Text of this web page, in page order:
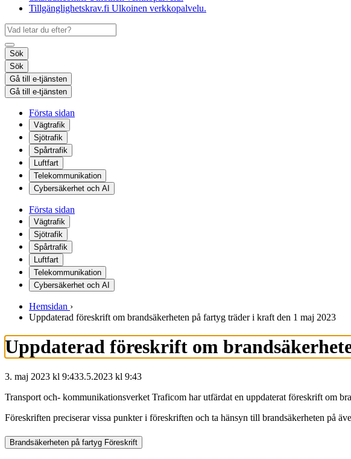
Tillgänglighetskrav.fi Ulkoinen verkkopalvelu.
Sök
Sök
Gå till e-tjänsten
Gå till e-tjänsten
Första sidan
Vägtrafik
Sjötrafik
Spårtrafik
Luftfart
Telekommunikation
Cybersäkerhet och AI
Första sidan
Vägtrafik
Sjötrafik
Spårtrafik
Luftfart
Telekommunikation
Cybersäkerhet och AI
Hemsidan ›
Uppdaterad föreskrift om brandsäkerheten på fartyg träder i kraft den 1 maj 2023
Uppdaterad föreskrift om
3. maj 2023 kl 9:433.5.2023 kl 9:43
Transport och- kommunikationsverket Traficom har utfärdat en uppdaterat föreskrift om
Föreskriften preciserar vissa punkter i föreskriften och ta hänsyn till brandsäkerheten på
Brandsäkerheten på fartyg Föreskrift